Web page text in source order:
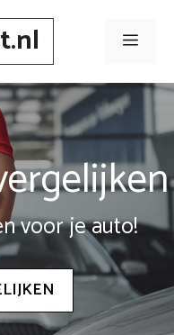
Menu
voor je auto!